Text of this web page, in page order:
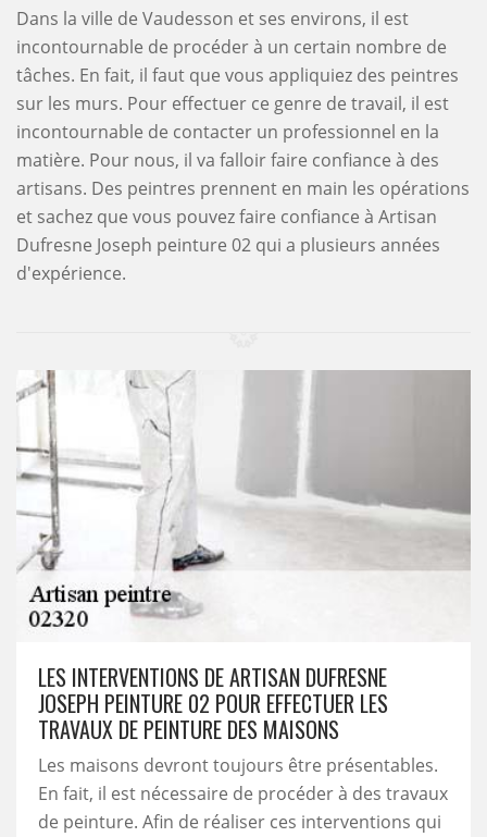
Dans la ville de Vaudesson et ses environs, il est
incontournable de procéder à un certain nombre de
tâches. En fait, il faut que vous appliquiez des peintres
sur les murs. Pour effectuer ce genre de travail, il est
incontournable de contacter un professionnel en la
matière. Pour nous, il va falloir faire confiance à des
artisans. Des peintres prennent en main les opérations
et sachez que vous pouvez faire confiance à Artisan
Dufresne Joseph peinture 02 qui a plusieurs années
d'expérience.
LES INTERVENTIONS DE ARTISAN DUFRESNE
JOSEPH PEINTURE 02 POUR EFFECTUER LES
TRAVAUX DE PEINTURE DES MAISONS
Les maisons devront toujours être présentables.
En fait, il est nécessaire de procéder à des travaux
de peinture. Afin de réaliser ces interventions qui